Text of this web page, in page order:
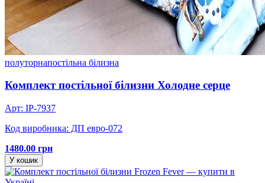
полуторнапостільна білизна
Комплект постільної білизни Холодне серце
Арт: IP-7937
Код виробника: ДП евро-072
1480.00 грн
У кошик